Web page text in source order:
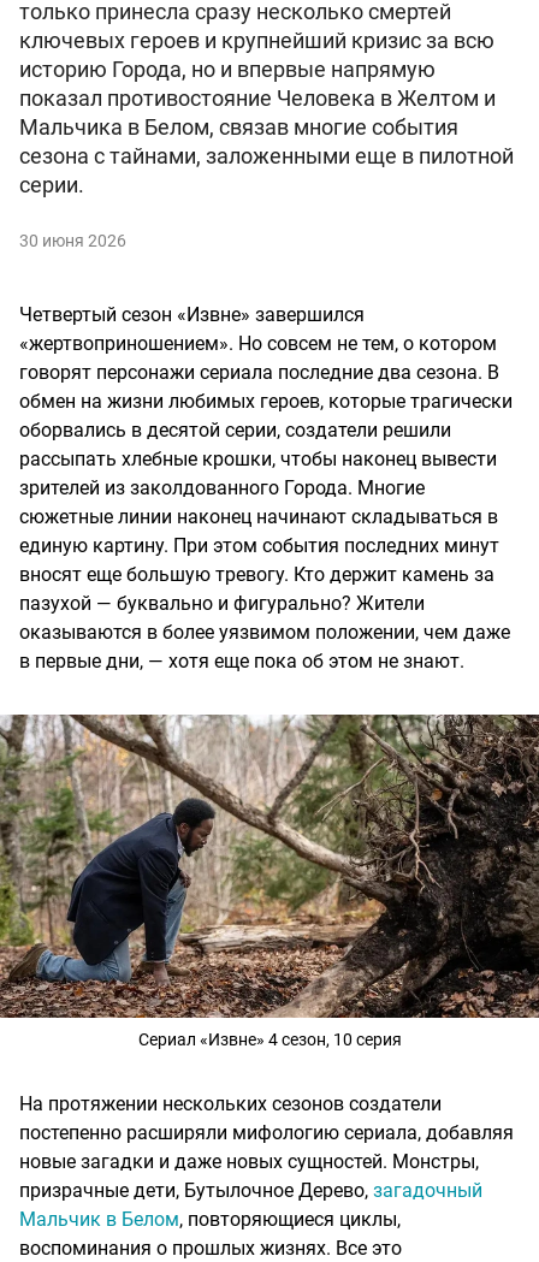
только принесла сразу несколько смертей
ключевых героев и крупнейший кризис за всю
историю Города, но и впервые напрямую
показал противостояние Человека в Желтом и
Мальчика в Белом, связав многие события
сезона с тайнами, заложенными еще в пилотной
серии.
30 июня 2026
Четвертый сезон «Извне» завершился
«жертвоприношением». Но совсем не тем, о котором
говорят персонажи сериала последние два сезона. В
обмен на жизни любимых героев, которые трагически
оборвались в десятой серии, создатели решили
рассыпать хлебные крошки, чтобы наконец вывести
зрителей из заколдованного Города. Многие
сюжетные линии наконец начинают складываться в
единую картину. При этом события последних минут
вносят еще большую тревогу. Кто держит камень за
пазухой — буквально и фигурально? Жители
оказываются в более уязвимом положении, чем даже
в первые дни, — хотя еще пока об этом не знают.
Сериал «Извне» 4 сезон, 10 серия
На протяжении нескольких сезонов создатели
постепенно расширяли мифологию сериала, добавляя
новые загадки и даже новых сущностей. Монстры,
призрачные дети, Бутылочное Дерево, загадочный
Мальчик в Белом, повторяющиеся циклы,
воспоминания о прошлых жизнях. Все это